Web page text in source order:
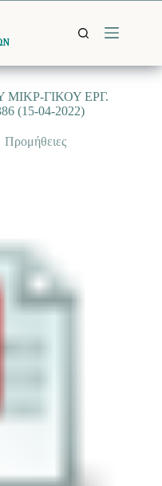
ΓΙΚΟΥ ΕΡΓ.
(15-04-2022)
Προμήθειες